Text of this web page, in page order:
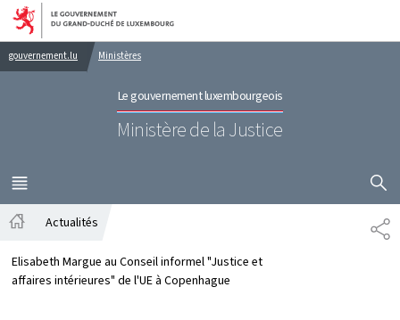
Aller au menu principal
Aller au contenu
gouvernement.lu Ministères
Le gouvernement luxembourgeois
Ministère de la Justice
MENU
PRINCIPAL
Actualités
Elisabeth Margue au Conseil informel "Justice et
affaires intérieures" de l'UE à Copenhague